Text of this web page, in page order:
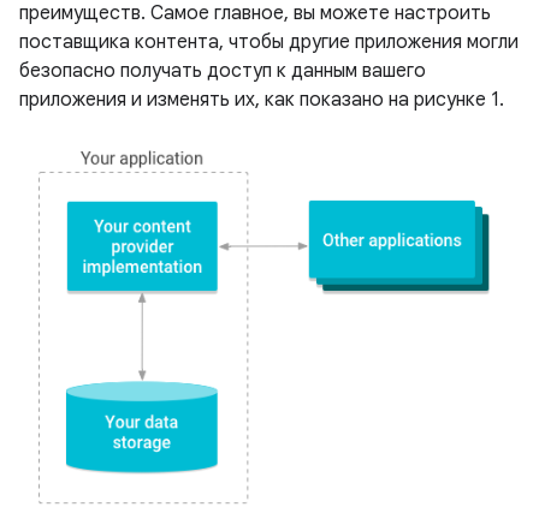
преимуществ. Самое главное, вы можете настроить
поставщика контента, чтобы другие приложения могли
безопасно получать доступ к данным вашего
приложения и изменять их, как показано на рисунке 1.